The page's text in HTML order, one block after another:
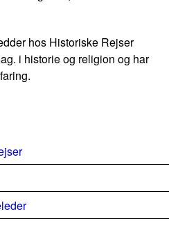
hos Historiske Rejser
i historie og religion og har